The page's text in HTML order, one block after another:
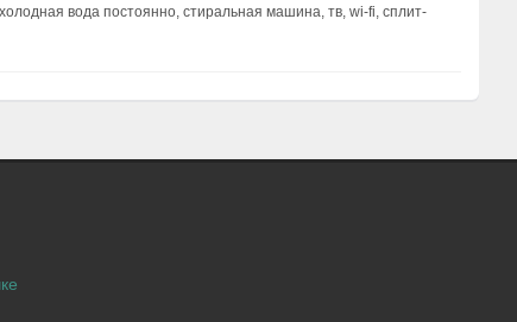
вода постоянно, стиральная машина, тв, wi-fi, сплит-